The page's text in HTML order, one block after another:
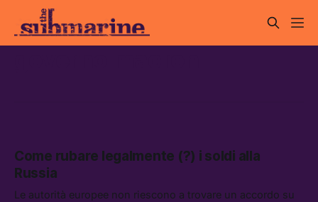
Come rubare legalmente (?) i soldi alla
Russia
Le autorità europee non riescono a trovare un accordo su